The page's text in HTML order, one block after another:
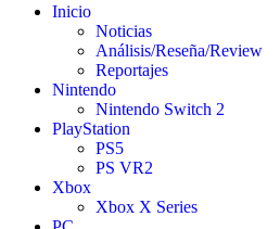
Inicio
Noticias
Análisis/Reseña/Review
Reportajes
Nintendo
Nintendo Switch 2
PlayStation
PS5
PS VR2
Xbox
Xbox X Series